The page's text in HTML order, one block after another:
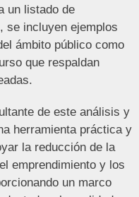
un listado de
se incluyen ejemplos
ámbito público como
que respaldan
de este análisis y
herramienta práctica y
la reducción de la
emprendimiento y los
un marco